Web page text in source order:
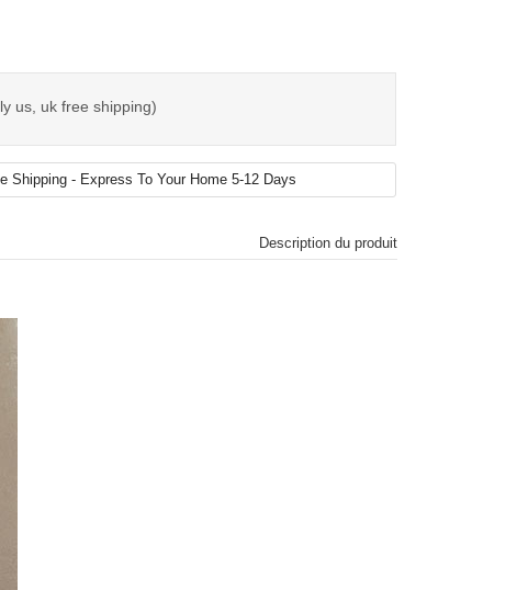
us, uk free shipping)
Description du produit